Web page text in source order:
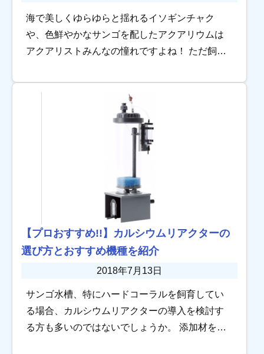
海で美しくゆらゆらと揺れるイソギンチャク
や、色鮮やかなサンゴを配したアクアリウムは
アクアリストみんなの憧れですよね！ ただ飼育
使ってあげて初めてあの美しさが引き出せるこ
【プロおすすめ!!】カルシウムリアクターの
選び方とおすすめ機種を紹介
2018年7月13日
サンゴ水槽、特にハードコーラルを飼育してい
る場合、カルシウムリアクターの導入を検討す
る方も多いのではないでしょうか。 添加材を使